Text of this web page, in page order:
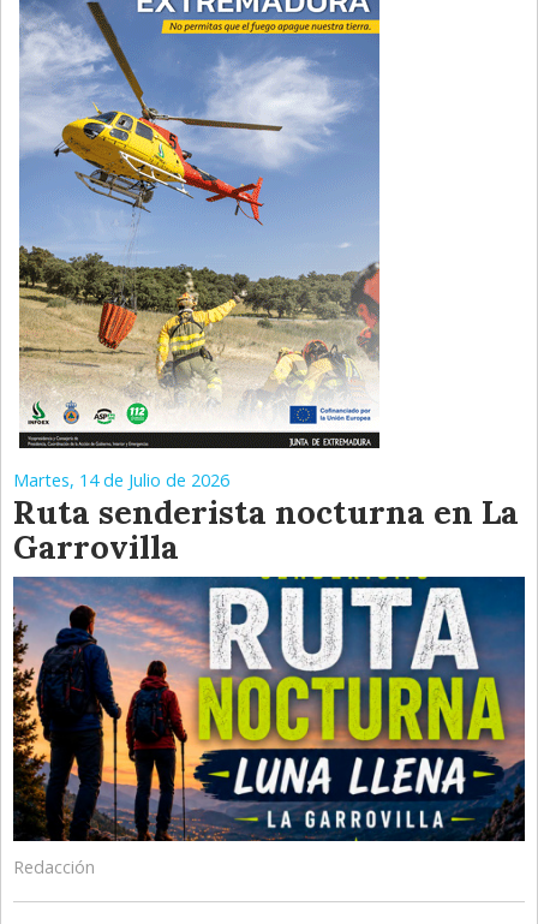
Martes, 14 de Julio de 2026
Ruta senderista nocturna en La
Garrovilla
Redacción